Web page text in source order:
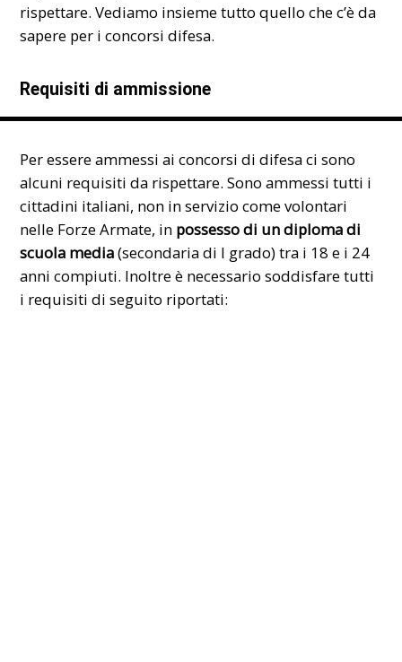
rispettare. Vediamo insieme tutto quello che c’è da
sapere per i concorsi difesa.
Requisiti di ammissione
Per essere ammessi ai concorsi di difesa ci sono
alcuni requisiti da rispettare. Sono ammessi tutti i
cittadini italiani, non in servizio come volontari
nelle Forze Armate, in possesso di un diploma di
scuola media(secondaria di I grado) tra i 18 e i 24
anni compiuti. Inoltre è necessario soddisfare tutti
i requisiti di seguito riportati: